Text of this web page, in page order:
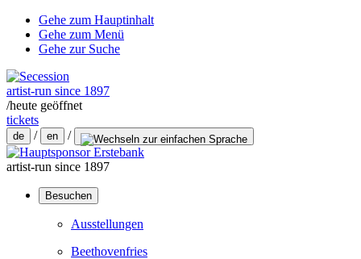
Gehe zum Hauptinhalt
Gehe zum Menü
Gehe zur Suche
artist-run since 1897
/heute geöffnet
tickets
de / en /
artist-run since 1897
Besuchen
Ausstellungen
Beethovenfries